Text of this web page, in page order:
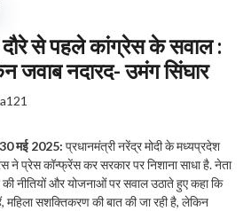
से पहले कांग्रेस के सवाल :
जवाब नदारद- उमंग सिंघार
मई 2025: प्रधानमंत्री नरेंद्र मोदी के मध्यप्रदेश
ने प्रेस कॉन्फ्रेंस कर सरकार पर निशाना साधा है. नेता
की नीतियों और योजनाओं पर सवाल उठाते हुए कहा कि
महिला सशक्तिकरण की बात की जा रही है, लेकिन